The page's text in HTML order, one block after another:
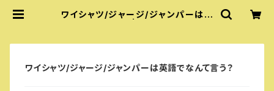
ワイシャツ/ジャージ/ジャンパーは英
ワイシャツ/ジャージ/ジャンパーは英語でなんて言う？